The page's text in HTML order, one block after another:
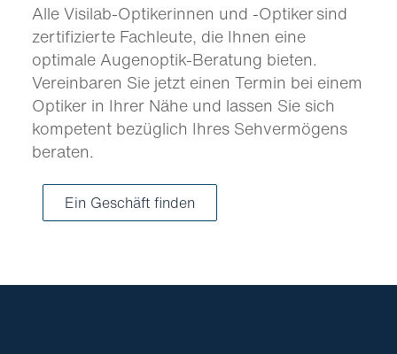
Alle Visilab-Optikerinnen und -Optiker sind
zertifizierte Fachleute, die Ihnen eine
optimale Augenoptik-Beratung bieten.
Vereinbaren Sie jetzt einen Termin bei einem
Optiker in Ihrer Nähe und lassen Sie sich
kompetent bezüglich Ihres Sehvermögens
beraten.
Ein Geschäft finden